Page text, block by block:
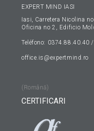
EXPERT MIND IASI
Iasi, Carretera Nicolina
Oficina no 2, Edificio
Teléfono: 0374.88.40.40
office.is@expertmind.ro
(Română)
CERTIFICARI